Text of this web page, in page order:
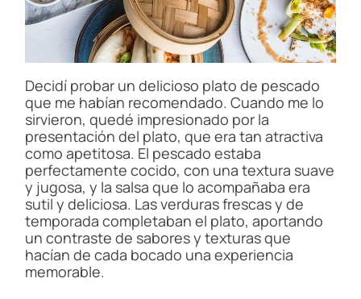
Decidí probar un delicioso plato de pescado
que me habían recomendado. Cuando me lo
sirvieron, quedé impresionado por la
presentación del plato, que era tan atractiva
como apetitosa. El pescado estaba
perfectamente cocido, con una textura suave
y jugosa, y la salsa que lo acompañaba era
sutil y deliciosa. Las verduras frescas y de
temporada completaban el plato, aportando
un contraste de sabores y texturas que
hacían de cada bocado una experiencia
memorable.